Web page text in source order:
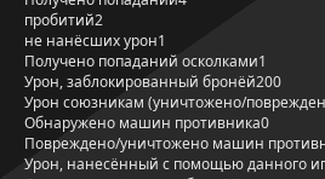
пробитий2
не нанёсших урон1
Получено попаданий осколками1
Урон, заблокированный бронёй200
Урон союзникам (уничтожено/
Обнаружено машин противника0
Повреждено/уничтожено машин
Урон, нанесённый с помощью данного